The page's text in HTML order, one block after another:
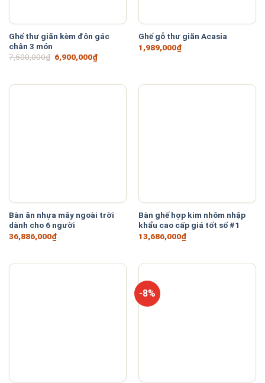
Ghế thư giãn kèm đôn gác
chân 3 món
7,500,000₫ Giá
gốc
6,900,000₫Giá
hiện
6,900,000₫.
Ghế gỗ thư giãn Acasia
1,989,000₫
Bàn ăn nhựa mây ngoài trời
dành cho 6 người
36,886,000₫
Bàn ghế hợp kim nhôm nhập
khẩu cao cấp giá tốt số #1
13,686,000₫
-8%